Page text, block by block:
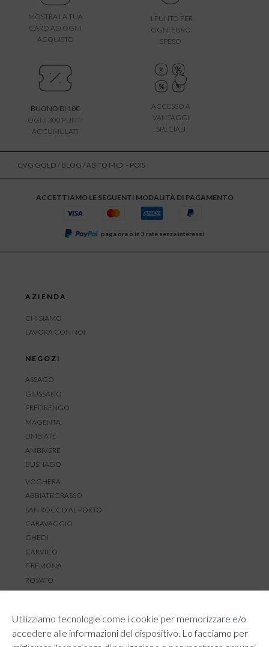
Utilizziamo tecnologie come i cookie per memorizzare e/o
accedere alle informazioni del dispositivo. Lo facciamo per
MOSTRA LA TUA
CARD AD OGNI
ACQUISTO
1 PUNTO PER
OGNI EURO
SPESO
BUONO DI 10€
OGNI 300 PUNTI
ACCUMULATI
ACCESSO A
VANTAGGI
SPECIALI
CVG GOLD / BLOG / ABITO MIDI - POIS
ACCETTIAMO LE SEGUENTI MODALITÀ DI PAGAMENTO
paga ora o in 3 rate senza interessi
AZIENDA
CHI SIAMO
LAVORA CON NOI
NEGOZI
ASSAGO
GIUSSANO
PREDRENGO
MAGENTA
LIMBIATE
AMBIVERE
BUSNAGO
VOGHERA
ABBIATEGRASSO
SAN ROCCO AL PORTO
CARAVAGGIO
GHEDI
CARVICO
CREMONA
ROVATO